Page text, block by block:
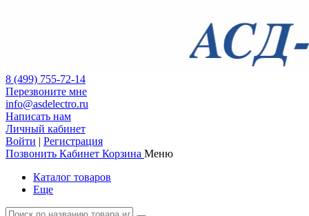
8 (499) 755-72-14
Перезвоните мне
info@asdelectro.ru
Написать нам
Личный кабинет
Войти | Регистрация
Позвонить Кабинет Корзина Меню
Каталог товаров
Еще